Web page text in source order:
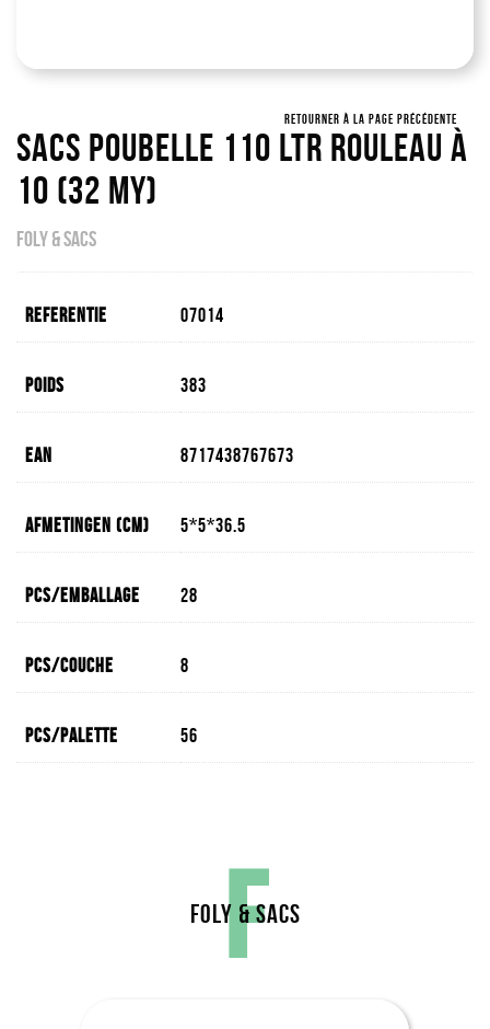
RETOURNER À LA PAGE PRÉCÉDENTE
Sacs Poubelle 110 Ltr Rouleau À
10 (32 My)
FOLY & SACS
Referentie 07014
Poids 383
EAN 8717438767673
Afmetingen (cm) 5*5*36.5
Pcs/emballage 28
Pcs/couche 8
Pcs/palette 56
F
FOLY & SACS